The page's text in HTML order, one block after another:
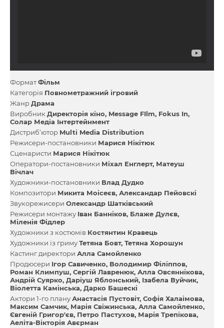
ФорматФільм
Категорія Повнометражний ігровий
ЖанрДрама
Виробник Директорія кіно Message FIlm Fokus In
Солар Медіа Інтертейнмент
Дистриб’ютор Multi Media Distribution
Режисери-постановники Марися Нікітюк
Сценаристи Марися Нікітюк
Оператори-постановники Міхал Енглерт Матеуш
Вічлач
Художники-постановники Влад Дудко
Композитори Микита Моісеєв Александар Пейовскі
Звукорежисери Олександр Шатківський
Режисери монтажу Іван Банніков Блаже Дулєв
Міленія Фідлер
Художники з костюмів Костянтин Кравець
Художники із гримуТетяна Бовт Тетяна Хорошун
Кастинг директори Алла Самойленко
Продюсери Ігор Савиченко Володимир Філіппов
Роман Климпуш Сергій Лавренюк Алла Овсяннікова
Андрій Суярко Даріуш Яблонський Ізабела Вуйчик
Віолетта Камінська Дарко Башескі
Актори 1-го плануАнастасія Пустовіт Софія Халаімова
Максим Самчик Марія Свіжинська Алла Самойленко
Євгеній Григор'єв Петро Пастухов Марія Трепікова
Аеліта-Вікторія Авєрман